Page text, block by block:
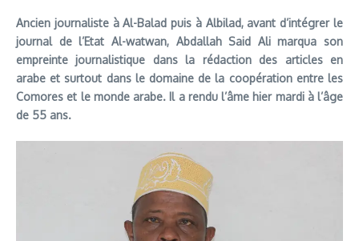
Ancien journaliste à Al-Balad puis à Albilad, avant d’intégrer le
journal de l’Etat Al-watwan, Abdallah Said Ali marqua son
empreinte journalistique dans la rédaction des articles en
arabe et surtout dans le domaine de la coopération entre les
Comores et le monde arabe. Il a rendu l’âme hier mardi à l’âge
de 55 ans.